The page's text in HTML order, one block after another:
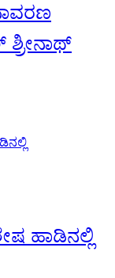
ಹಾಡಿನಲ್ಲಿ